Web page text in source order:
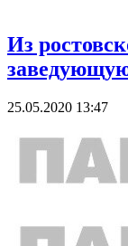
Из
25.05.2020 13:47